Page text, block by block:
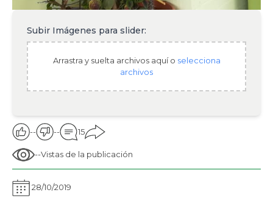
Subir Imágenes para slider:
Arrastra y suelta archivos aquí o selecciona
archivos
-- -- 15
--Vistas de la publicación
28/10/2019